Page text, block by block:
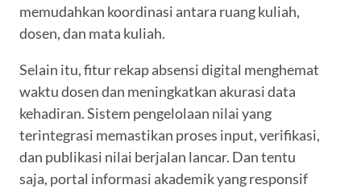
memudahkan koordinasi antara ruang kuliah,
dosen, dan mata kuliah.
Selain itu, fitur rekap absensi digital menghemat
waktu dosen dan meningkatkan akurasi data
kehadiran. Sistem pengelolaan nilai yang
terintegrasi memastikan proses input, verifikasi,
dan publikasi nilai berjalan lancar. Dan tentu
saja, portal informasi akademik yang responsif